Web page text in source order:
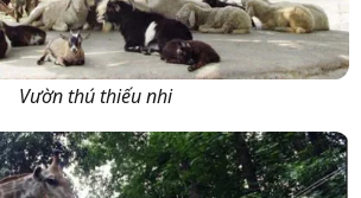
Vườn thú thiếu nhi